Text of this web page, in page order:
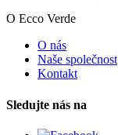
O Ecco Verde
O nás
Naše společnost
Kontakt
Sledujte nás na